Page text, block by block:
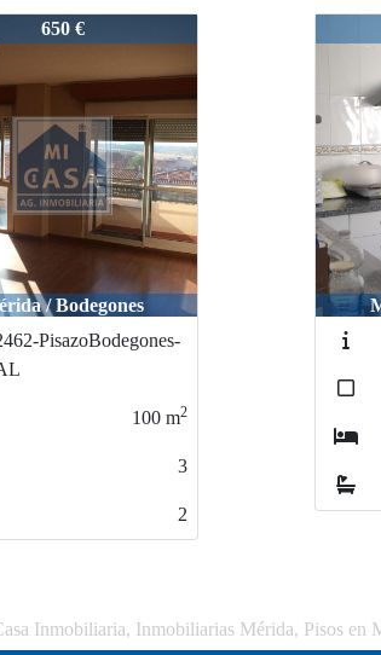
650 €
/ Bodegones
PisazoBodegones-
100 m2
3
2
Inmobiliaria, Inmobiliarias Mérida, Pisos en